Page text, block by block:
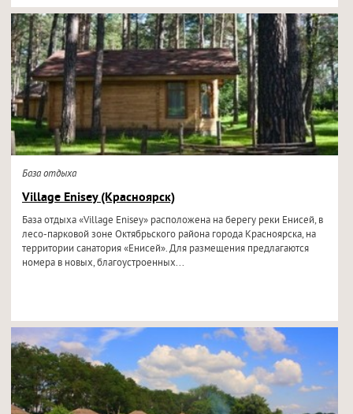
База отдыха
Village Enisey (Красноярск)
База отдыха «Village Enisey» расположена на берегу реки Енисей, в
лесо-парковой зоне Октябрьского района города Красноярска, на
территории санатория «Енисей». Для размещения предлагаются
номера в новых, благоустроенных...